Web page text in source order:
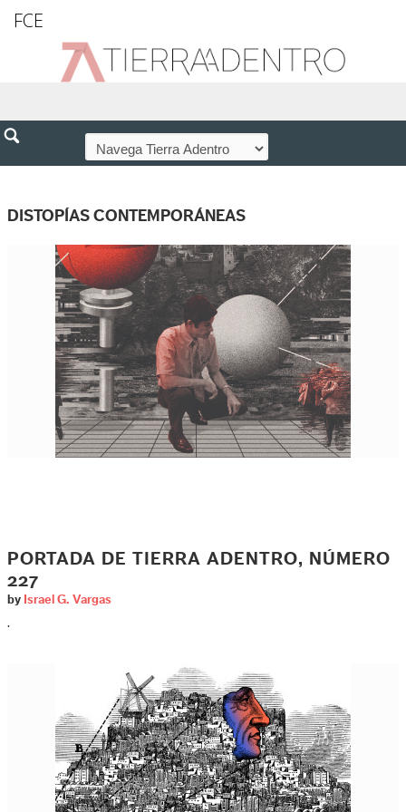
FCE
DISTOPÍAS CONTEMPORÁNEAS
PORTADA DE TIERRA ADENTRO, NÚMERO
227
by Israel G. Vargas
.